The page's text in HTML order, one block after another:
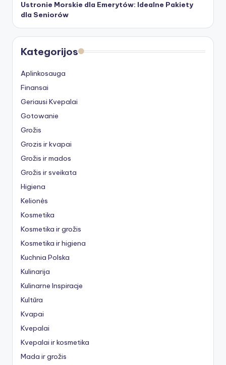
Ustronie Morskie dla Emerytów: Idealne Pakiety
dla Seniorów
Kategorijos
Aplinkosauga
Finansai
Geriausi Kvepalai
Gotowanie
Grožis
Grozis ir kvapai
Grožis ir mados
Grožis ir sveikata
Higiena
Kelionės
Kosmetika
Kosmetika ir grožis
Kosmetika ir higiena
Kuchnia Polska
Kulinarija
Kulinarne Inspiracje
Kultūra
Kvapai
Kvepalai
Kvepalai ir kosmetika
Mada ir grožis